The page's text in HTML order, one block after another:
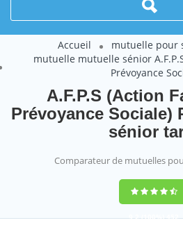
Accueil
mutuelle pour
mutuelle mutuelle sénior
Prévoyance
A.F.P.S (Action
Prévoyance Sociale)
sénior
Comparateur de mutuelles
9,2(100%)452